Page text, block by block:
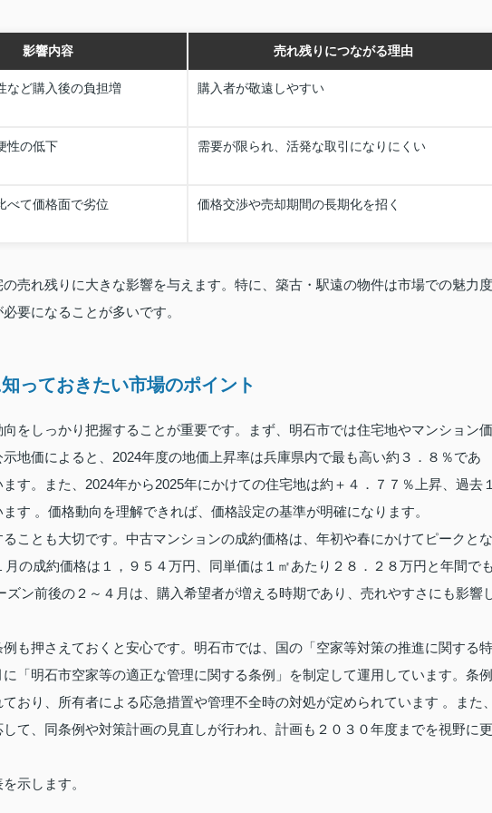
影響内容 売れ残りにつながる理由
など購入後の負担増 購入者が敬遠しやすい
性の低下 需要が限られ、活発な取引になりにくい
べて価格面で劣位 価格交渉や売却期間の長期化を招く
売れ残りに大きな影響を与えます。特に、築古・駅遠の物件は市場での魅力度
要になることが多いです。
っておきたい市場のポイント
をしっかり把握することが重要です。まず、明石市では住宅地やマンション価
地価によると、2024年度の地価上昇率は兵庫県内で最も高い約３．８％であ
す。また、2024年から2025年にかけての住宅地は約＋４．７７％上昇、過去
す 。価格動向を理解できれば、価格設定の基準が明確になります。
ことも大切です。中古マンションの成約価格は、年初や春にかけてピークとな
の成約価格は１，９５４万円、同単価は１㎡あたり２８．２８万円と年間で
ズン前後の２～４月は、購入希望者が増える時期であり、売れやすさにも影響
も押さえておくと安心です。明石市では、国の「空家等対策の推進に関する特
「明石市空家等の適正な管理に関する条例」を制定して運用しています。条例
おり、所有者による応急措置や管理不全時の対処が定められています 。また
て、同条例や対策計画の見直しが行われ、計画も２０３０年度までを視野に更
示します。